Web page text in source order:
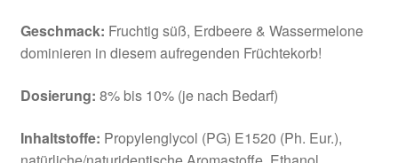
Geschmack: Fruchtig süß, Erdbeere & Wassermelone
dominieren in diesem aufregenden Früchtekorb!
Dosierung: 8% bis 10% (je nach Bedarf)
Inhaltstoffe: Propylenglycol (PG) E1520 (Ph. Eur.),